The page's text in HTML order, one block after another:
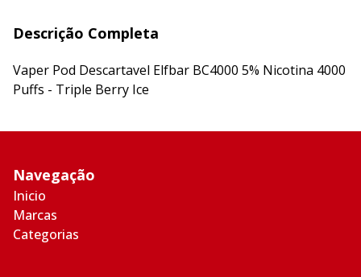
Descrição Completa
Vaper Pod Descartavel Elfbar BC4000 5% Nicotina 4000
Puffs - Triple Berry Ice
Navegação
Inicio
Marcas
Categorias